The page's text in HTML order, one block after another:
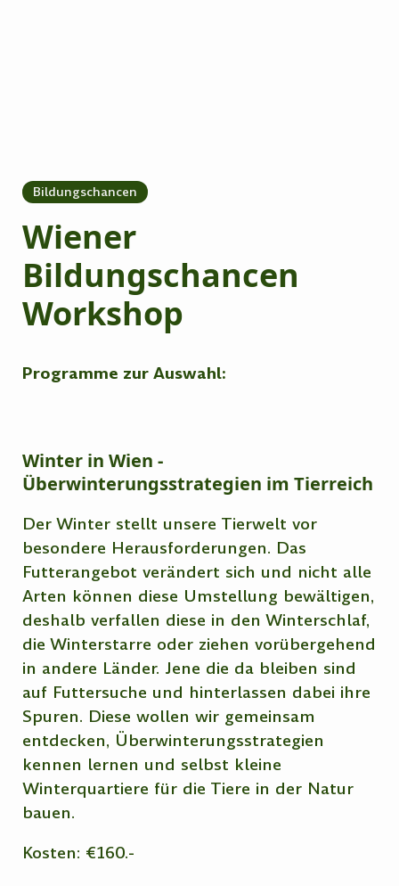
Bildungschancen
Wiener
Bildungschancen
Workshop
Programme zur Auswahl:
Winter in Wien -
Überwinterungsstrategien im Tierreich
Der Winter stellt unsere Tierwelt vor
besondere Herausforderungen. Das
Futterangebot verändert sich und nicht alle
Arten können diese Umstellung bewältigen,
deshalb verfallen diese in den Winterschlaf,
die Winterstarre oder ziehen vorübergehend
in andere Länder. Jene die da bleiben sind
auf Futtersuche und hinterlassen dabei ihre
Spuren. Diese wollen wir gemeinsam
entdecken, Überwinterungsstrategien
kennen lernen und selbst kleine
Winterquartiere für die Tiere in der Natur
bauen.
Kosten: €160.-